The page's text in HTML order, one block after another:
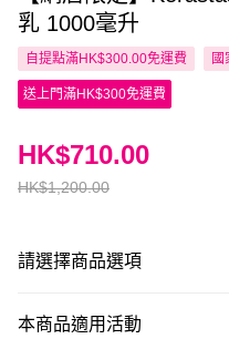
乳 1000毫升
自提點滿HK$300.00免運費 國
送上門滿HK$300免運費
HK$1,200.00
HK$710.00
請選擇商品選項
本商品適用活動